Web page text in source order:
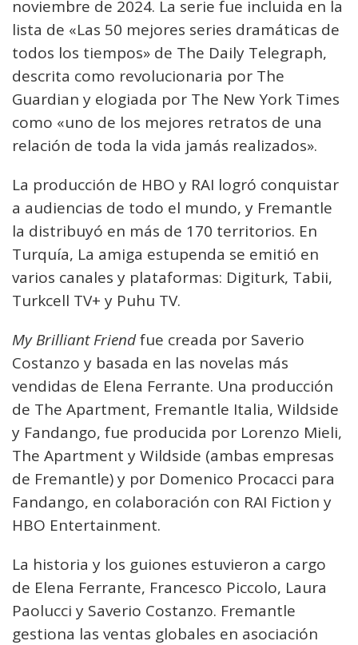
noviembre de 2024. La serie fue incluida en la
lista de «Las 50 mejores series dramáticas de
todos los tiempos» de The Daily Telegraph,
descrita como revolucionaria por The
Guardian y elogiada por The New York Times
como «uno de los mejores retratos de una
relación de toda la vida jamás realizados».
La producción de HBO y RAI logró conquistar
a audiencias de todo el mundo, y Fremantle
la distribuyó en más de 170 territorios. En
Turquía, La amiga estupenda se emitió en
varios canales y plataformas: Digiturk, Tabii,
Turkcell TV+ y Puhu TV.
My Brilliant Friendfue creada por Saverio
Costanzo y basada en las novelas más
vendidas de Elena Ferrante. Una producción
de The Apartment, Fremantle Italia, Wildside
y Fandango, fue producida por Lorenzo Mieli,
The Apartment y Wildside (ambas empresas
de Fremantle) y por Domenico Procacci para
Fandango, en colaboración con RAI Fiction y
HBO Entertainment.
La historia y los guiones estuvieron a cargo
de Elena Ferrante, Francesco Piccolo, Laura
Paolucci y Saverio Costanzo. Fremantle
gestiona las ventas globales en asociación